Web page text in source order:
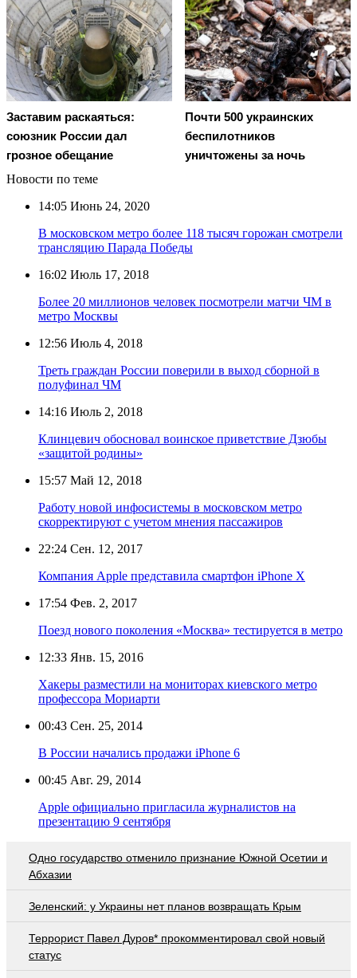
Заставим раскаяться:
союзник России дал
грозное обещание
Почти 500 украинских
беспилотников
уничтожены за ночь
Новости по теме
14:05 Июнь 24, 2020
В московском метро более 118 тысяч горожан смотрели
трансляцию Парада Победы
16:02 Июль 17, 2018
Более 20 миллионов человек посмотрели матчи ЧМ в
метро Москвы
12:56 Июль 4, 2018
Треть граждан России поверили в выход сборной в
полуфинал ЧМ
14:16 Июль 2, 2018
Клинцевич обосновал воинское приветствие Дзюбы
«защитой родины»
15:57 Май 12, 2018
Работу новой инфосистемы в московском метро
скорректируют с учетом мнения пассажиров
22:24 Сен. 12, 2017
Компания Apple представила смартфон iPhone X
17:54 Фев. 2, 2017
Поезд нового поколения «Москва» тестируется в метро
12:33 Янв. 15, 2016
Хакеры разместили на мониторах киевского метро
профессора Мориарти
00:43 Сен. 25, 2014
В России начались продажи iPhone 6
00:45 Авг. 29, 2014
Apple официально пригласила журналистов на
презентацию 9 сентября
Одно государство отменило признание Южной Осетии и
Абхазии
Зеленский: у Украины нет планов возвращать Крым
Террорист Павел Дуров* прокомментировал свой новый
статус